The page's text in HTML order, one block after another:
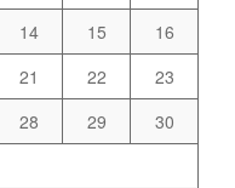
14 15
16
21 22
23
28 29
30